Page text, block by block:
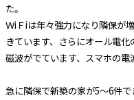
た。
ＷiＦiは年々強力になり隣保が
きています、さらにオール電
磁波がでています、スマホの電
急に隣保で新築の家が5～6件